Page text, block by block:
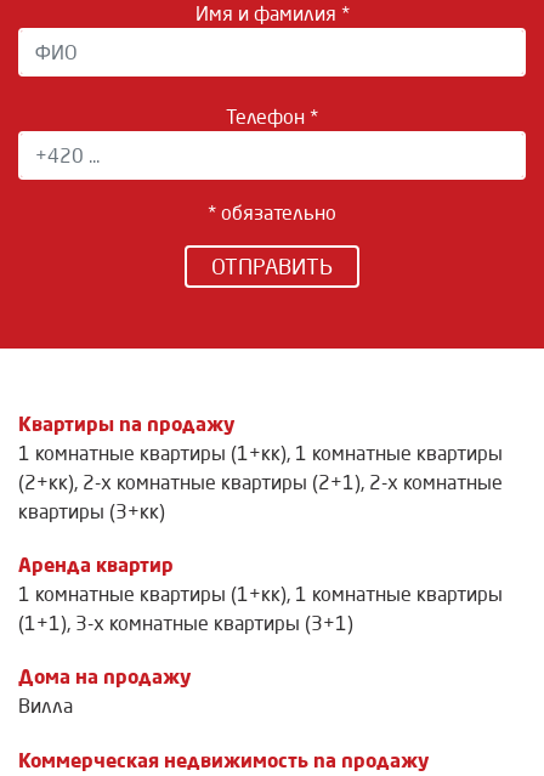
Имя и фамилия *
Телефон *
* обязательно
ОТПРАВИТЬ
Квартиры na продажу
1 комнатные квартиры (1+кк), 1 комнатные квартиры
(2+кк), 2-х комнатные квартиры (2+1), 2-х комнатные
квартиры (3+кк)
Аренда квартир
1 комнатные квартиры (1+кк), 1 комнатные квартиры
(1+1), 3-х комнатные квартиры (3+1)
Дома на продажу
Вилла
Коммерческая недвижимость na продажу